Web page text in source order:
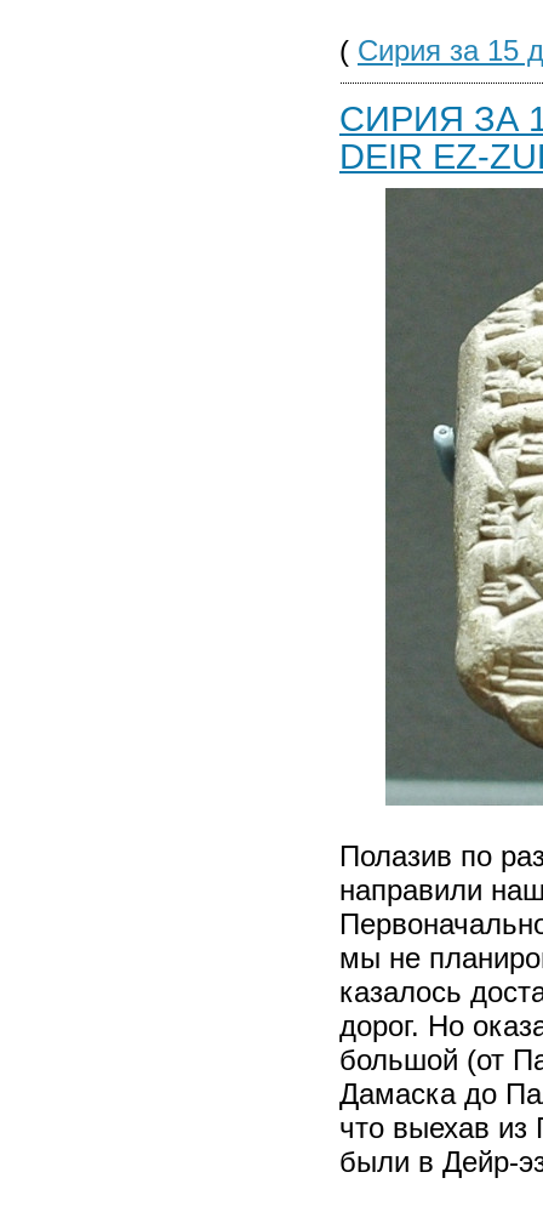
( Сирия за 15
СИРИЯ ЗА
DEIR EZ-
Полазив по
направили
мы не
казалось
дорог. Но
большой (от
Дамаска до
что выехав
были в Дейр-